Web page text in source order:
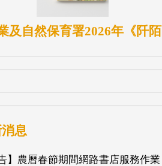
及自然保育署2026年《阡陌
息
】農曆春節期間網路書店服務作業